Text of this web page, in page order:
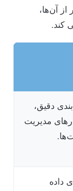
آن‌ها،
کند.
دقیق،
مدیریت
داده